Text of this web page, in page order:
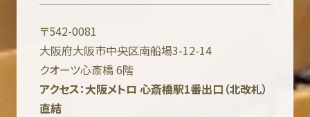
〒542-0081
大阪府大阪市中央区南船場3-12-14
クオーツ心斎橋 6階
アクセス：大阪メトロ 心斎橋駅1番出口（北改札）
直結